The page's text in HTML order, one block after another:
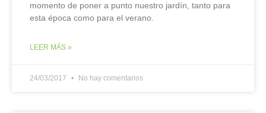
momento de poner a punto nuestro jardín, tanto para
esta época como para el verano.
LEER MÁS »
24/03/2017 No hay comentarios